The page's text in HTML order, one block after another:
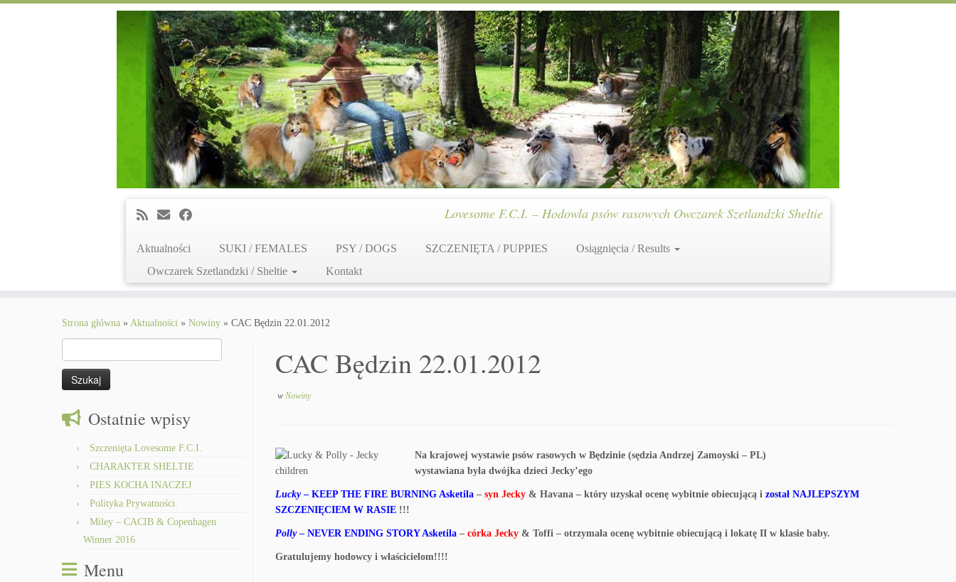
Lovesome F.C.I. – Hodowla psów rasowych Owczarek Szetlandzki Sheltie
Aktualności SUKI / FEMALES PSY / DOGS SZCZENIĘTA / PUPPIES
Osiągnięcia / Results
Owczarek Szetlandzki / Sheltie
Kontakt
Strona główna » Aktualności » Nowiny » CAC Będzin 22.01.2012
Ostatnie wpisy
Szczenięta Lovesome F.C.I.
CHARAKTER SHELTIE
PIES KOCHA INACZEJ
Polityka Prywatności.
Miley – CACIB & Copenhagen
Winner 2016
Menu
CAC Będzin 22.01.2012
w Nowiny
Na krajowej wystawie psów rasowych w Będzinie (sędzia Andrzej Zamoyski – PL)
wystawiana była dwójka dzieci Jecky’ego
Lucky– KEEP THE FIRE BURNING Asketila – syn Jecky & Havana – który uzyskał ocenę wybitnie obiecującą i został NAJLEPSZYM
SZCZENIĘCIEM W RASIE !!!
Polly– NEVER ENDING STORY Asketila – córka Jecky & Toffi – otrzymała ocenę wybitnie obiecującą i lokatę II w klasie baby.
Gratulujemy hodowcy i właścicielom!!!!